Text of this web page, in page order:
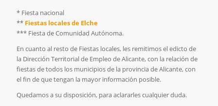
* Fiesta nacional
** Fiestas locales de Elche
*** Fiesta de Comunidad Autónoma.
En cuanto al resto de Fiestas locales, les remitimos el edicto de
la Dirección Territorial de Empleo de Alicante, con la relación de
fiestas de todos los municipios de la provincia de Alicante, con
el fin de que tengan la mayor información posible.
Quedamos a su disposición, para aclararles cualquier duda.